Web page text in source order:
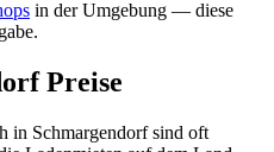
in der Umgebung — diese
Preise
in Schmargendorf sind oft